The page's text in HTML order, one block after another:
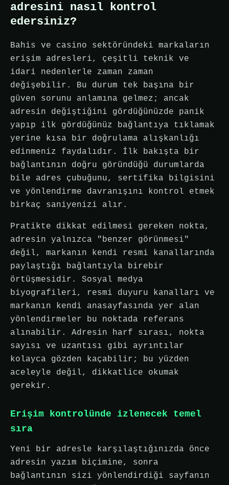
adresini nasıl kontrol
edersiniz?
Bahis ve casino sektöründeki markaların
erişim adresleri, çeşitli teknik ve
idari nedenlerle zaman zaman
değişebilir. Bu durum tek başına bir
güven sorunu anlamına gelmez; ancak
adresin değiştiğini gördüğünüzde panik
yapıp ilk gördüğünüz bağlantıya tıklamak
yerine kısa bir doğrulama alışkanlığı
edinmeniz faydalıdır. İlk bakışta bir
bağlantının doğru göründüğü durumlarda
bile adres çubuğunu, sertifika bilgisini
ve yönlendirme davranışını kontrol etmek
birkaç saniyenizi alır.
Pratikte dikkat edilmesi gereken nokta,
adresin yalnızca "benzer görünmesi"
değil, markanın kendi resmi kanallarında
paylaştığı bağlantıyla birebir
örtüşmesidir. Sosyal medya
biyografileri, resmi duyuru kanalları ve
markanın kendi anasayfasında yer alan
yönlendirmeler bu noktada referans
alınabilir. Adresin harf sırası, nokta
sayısı ve uzantısı gibi ayrıntılar
kolayca gözden kaçabilir; bu yüzden
aceleyle değil, dikkatlice okumak
gerekir.
Erişim kontrolünde izlenecek temel
sıra
Yeni bir adresle karşılaştığınızda önce
adresin yazım biçimine, sonra
bağlantının sizi yönlendirdiği sayfanın